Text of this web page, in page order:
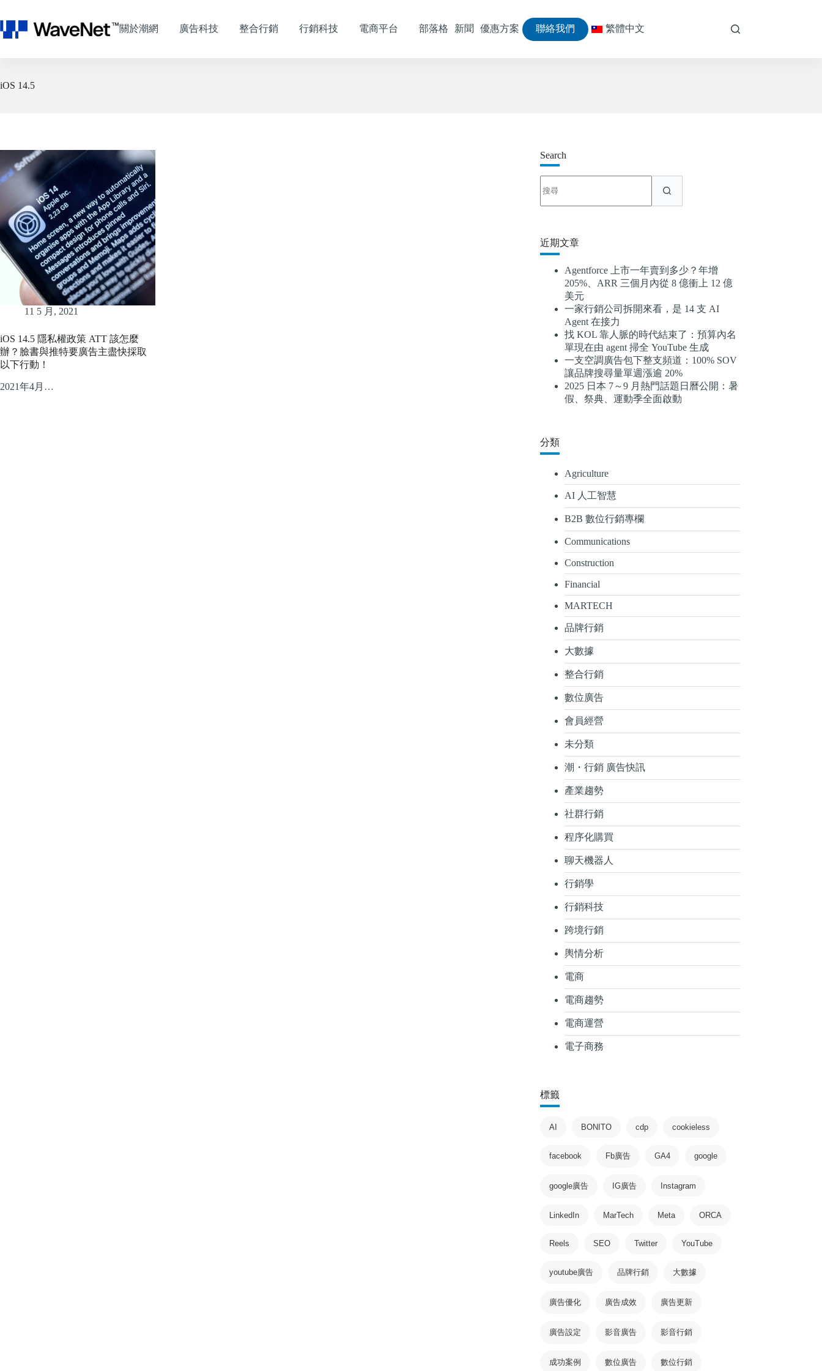
至
主
關於潮網 廣告科技 整合行銷 行銷科技 電商平台 部落格 新聞 優惠方案 聯絡我們 繁體中文
iOS 14.5
11 5 月, 2021
iOS 14.5 隱私權政策 ATT 該怎麼
辦？臉書與推特要廣告主盡快採取
以下行動！
2021年4月…
Search
不
到
條
件
近期文章
Agentforce 上市一年賣到多少？年增
205%、ARR 三個月內從 8 億衝上 12 億
美元
一家行銷公司拆開來看，是 14 支 AI
Agent 在接力
找 KOL 靠人脈的時代結束了：預算內名
單現在由 agent 掃全 YouTube 生成
一支空調廣告包下整支頻道：100% SOV
讓品牌搜尋量單週漲逾 20%
2025 日本 7～9 月熱門話題日曆公開：暑
假、祭典、運動季全面啟動
分類
Agriculture
AI 人工智慧
B2B 數位行銷專欄
Communications
Construction
Financial
MARTECH
品牌行銷
大數據
整合行銷
數位廣告
會員經營
未分類
潮・行銷 廣告快訊
產業趨勢
社群行銷
程序化購買
聊天機器人
行銷學
行銷科技
跨境行銷
輿情分析
電商
電商趨勢
電商運營
電子商務
標籤
AI BONITO cdp cookieless
facebook Fb廣告 GA4 google
google廣告 IG廣告 Instagram
LinkedIn MarTech Meta ORCA
Reels SEO Twitter YouTube
youtube廣告 品牌行銷 大數據
廣告優化 廣告成效 廣告更新
廣告設定 影音廣告 影音行銷
成功案例 數位廣告 數位行銷